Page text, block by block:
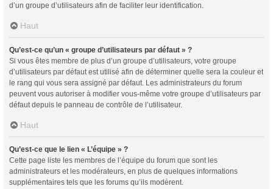
d’un groupe d’utilisateurs afin de faciliter leur identification.
Haut
Qu’est-ce qu’un « groupe d’utilisateurs par défaut » ?
Si vous êtes membre de plus d’un groupe d’utilisateurs, votre groupe
d’utilisateurs par défaut est utilisé afin de déterminer quelle sera la couleur et
le rang qui vous sera assigné par défaut. Les administrateurs du forum
peuvent vous autoriser à modifier vous-même votre groupe d’utilisateurs par
défaut depuis le panneau de contrôle de l’utilisateur.
Haut
Qu’est-ce que le lien « L’équipe » ?
Cette page liste les membres de l’équipe du forum que sont les
administrateurs et les modérateurs, en plus de quelques informations
supplémentaires tels que les forums qu’ils modèrent.